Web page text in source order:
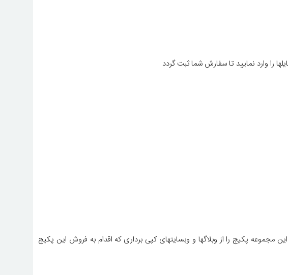
را وارد نمایید تا سفارش شما ثبت گردد
مجموعه پکیج را از وبلاگها و وبسایتهای کپی برداری که اقدام به فروش این پکیج